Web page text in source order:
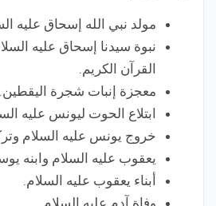
مولد نبي الله إسحاق عليه
نبوة سيدنا إسحاق عليه
القرآن الكريم.
معجزة إنبات شجرة اليقطين.
ابتلاع الحوت ليونس عليه
خروج يونس عليه السلام
يعقوب عليه السلام وابنه
أبناء يعقوب عليه السلام.